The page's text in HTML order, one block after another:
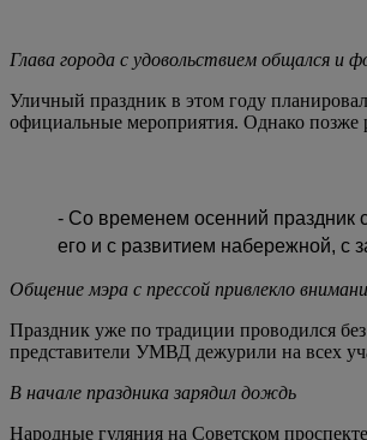
Глава города с удовольствием общался и
Уличный праздник в этом году
официальные мероприятия. Однако позже
- Со временем осенний праздник
его и с развитием набережной, с
Общение мэра с прессой привлекло
Праздник уже по традиции проводился
представители УМВД дежурили на всех
В начале праздника зарядил дождь
Народные гуляния на Советском